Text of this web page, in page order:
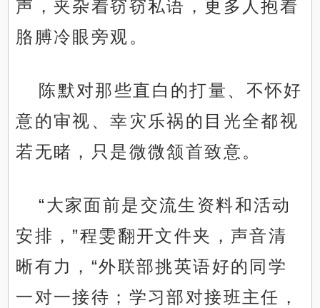
声，夹杂着窃窃私语，更多人抱着
胳膊冷眼旁观。
陈默对那些直白的打量、不怀好
意的审视、幸灾乐祸的目光全都视
若无睹，只是微微颔首致意。
“大家面前是交流生资料和活动
安排，”程雯翻开文件夹，声音清
晰有力，“外联部挑英语好的同学
一对一接待；学习部对接班主任，